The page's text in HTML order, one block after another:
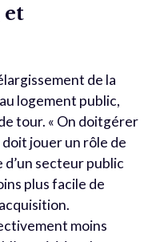
et
de la
logement public,
tour. « On doitgérer
jouer un rôle de
d’un secteur public
plus facile de
moins